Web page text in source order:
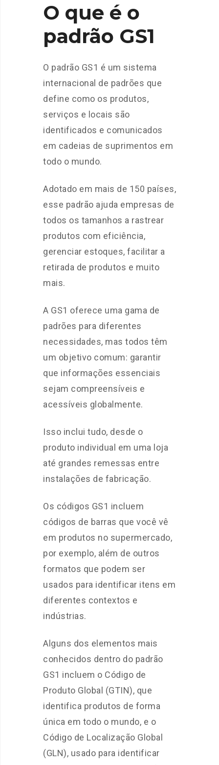
O que é o
padrão GS1
O padrão GS1 é um sistema
internacional de padrões que
define como os produtos,
serviços e locais são
identificados e comunicados
em cadeias de suprimentos em
todo o mundo.
Adotado em mais de 150 países,
esse padrão ajuda empresas de
todos os tamanhos a rastrear
produtos com eficiência,
gerenciar estoques, facilitar a
retirada de produtos e muito
mais.
A GS1 oferece uma gama de
padrões para diferentes
necessidades, mas todos têm
um objetivo comum: garantir
que informações essenciais
sejam compreensíveis e
acessíveis globalmente.
Isso inclui tudo, desde o
produto individual em uma loja
até grandes remessas entre
instalações de fabricação.
Os códigos GS1 incluem
códigos de barras que você vê
em produtos no supermercado,
por exemplo, além de outros
formatos que podem ser
usados para identificar itens em
diferentes contextos e
indústrias.
Alguns dos elementos mais
conhecidos dentro do padrão
GS1 incluem o Código de
Produto Global (GTIN), que
identifica produtos de forma
única em todo o mundo, e o
Código de Localização Global
(GLN), usado para identificar